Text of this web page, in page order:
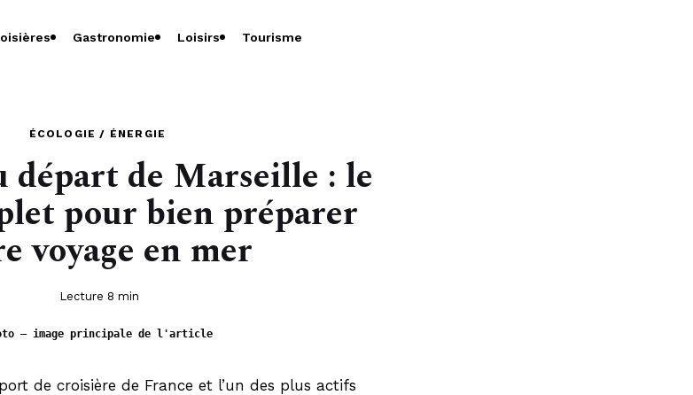
Gastronomie Loisirs Tourisme
ÉCOLOGIE / ÉNERGIE
départ de Marseille : le
pour bien préparer
voyage en mer
Lecture 8 min
— image principale de l'article
de croisière de France et l’un des plus actifs